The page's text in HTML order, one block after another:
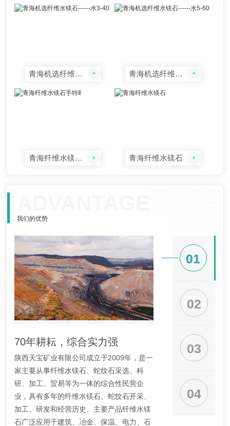
青海机选纤维水镁石------水3-40 + 青海机选纤维水镁石------水5-60 +
青海纤维水镁石手特Ⅱ + 青海纤维水镁石 +
我们的优势
01
02
03
04
70年耕耘，综合实力强
陕西天宝矿业有限公司成立于2009年，是一
家主要从事纤维水镁石、蛇纹石采选、科
研、加工、贸易等为一体的综合性民营企
业，具有多年的纤维水镁石、蛇纹石开采、
加工、研发和经营历史。主要产品纤维水镁
石广泛应用于建筑、冶金、保温、电力、石
大型矿山，规模
公司矿山查明纤维水
与采矿相配套的选矿厂
厂3座，年处理矿石40
上纤维水镁石1万吨，